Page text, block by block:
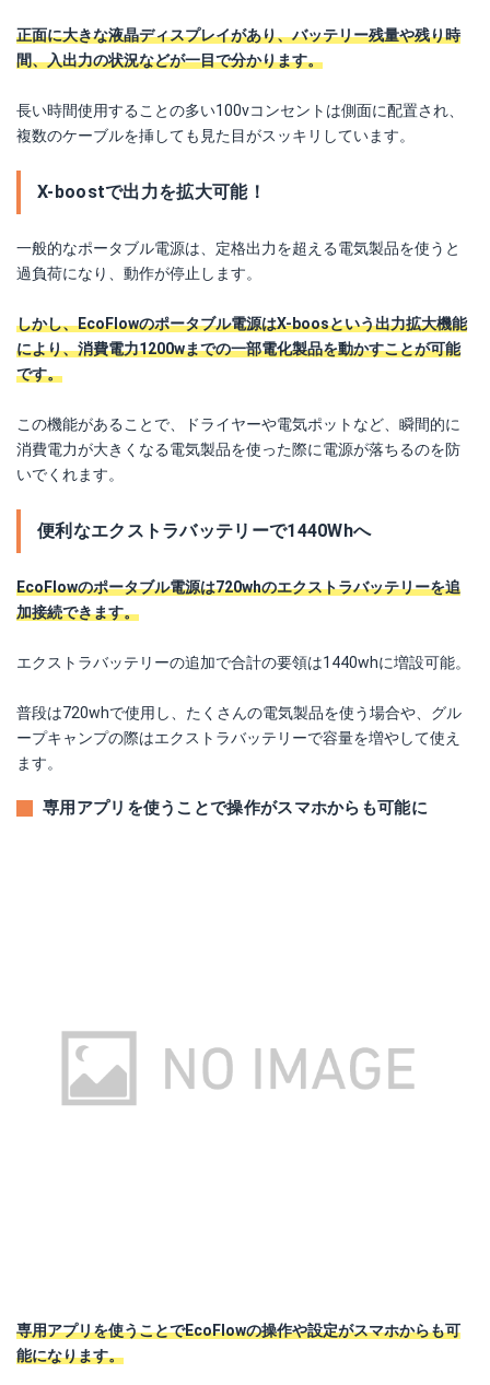
正面に大きな液晶ディスプレイがあり、バッテリー残量や残り時
間、入出力の状況などが一目で分かります。
長い時間使用することの多い100vコンセントは側面に配置され、
複数のケーブルを挿しても見た目がスッキリしています。
X-boostで出力を拡大可能！
一般的なポータブル電源は、定格出力を超える電気製品を使うと
過負荷になり、動作が停止します。
しかし、EcoFlowのポータブル電源はX-boosという出力拡大機能
により、消費電力1200wまでの一部電化製品を動かすことが可能
です。
この機能があることで、ドライヤーや電気ポットなど、瞬間的に
消費電力が大きくなる電気製品を使った際に電源が落ちるのを防
いでくれます。
便利なエクストラバッテリーで1440Whへ
EcoFlowのポータブル電源は720whのエクストラバッテリーを追
加接続できます。
エクストラバッテリーの追加で合計の要領は1440whに増設可能。
普段は720whで使用し、たくさんの電気製品を使う場合や、グル
ープキャンプの際はエクストラバッテリーで容量を増やして使え
ます。
専用アプリを使うことで操作がスマホからも可能に
専用アプリを使うことでEcoFlowの操作や設定がスマホからも可
能になります。